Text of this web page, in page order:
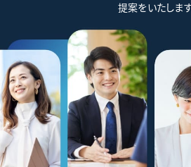
提案をいたします